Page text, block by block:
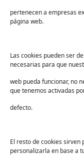
pertenecen a empresas
página web.
Las cookies pueden ser
necesarias para que
web pueda funcionar, no
que tenemos activadas
defecto.
El resto de cookies
personalizarla en base a
Sanidad
Educación
Centros deportivos
Servicios
Industria alimentaria
Suscríbete para
Correo